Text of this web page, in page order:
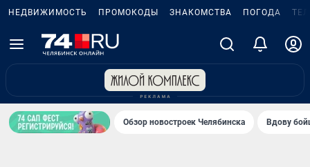
НЕДВИЖИМОСТЬ ПРОМОКОДЫ ЗНАКОМСТВА ПОГОДА
Обзор новостроек Челябинска Вдову